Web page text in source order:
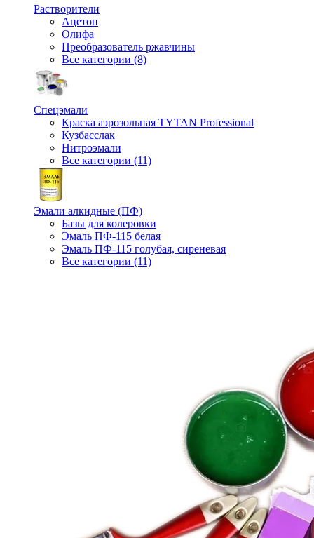
Растворители
Ацетон
Олифа
Преобразователь ржавчины
Все категории (8)
Спецэмали
Краска аэрозольная TYTAN Professional
Кузбасслак
Нитроэмали
Все категории (11)
Эмали алкидные (ПФ)
Базы для колеровки
Эмаль ПФ-115 белая
Эмаль ПФ-115 голубая, сиреневая
Все категории (11)